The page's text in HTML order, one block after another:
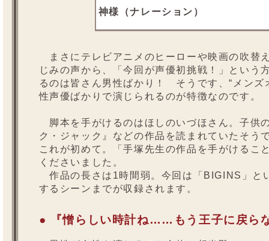
神様（ナレーション）
まさにテレビアニメのヒーローや映画の吹替
じみの声から、「今回が声優初挑戦！」という
るのは皆さん男性ばかり！ そうです、“メンズ
性声優ばかりで演じられるのが特徴なのです。
脚本を手がけるのはほしのいづほさん。子供
ク・ジャック』などの作品を読まれていたそう
これが初めて。「手塚先生の作品を手がけるこ
くださいました。
作品の長さは1時間弱。今回は「BIGINS」と
するシーンまでが収録されます。
● 『憎らしい時計ね……もう王子に戻ら